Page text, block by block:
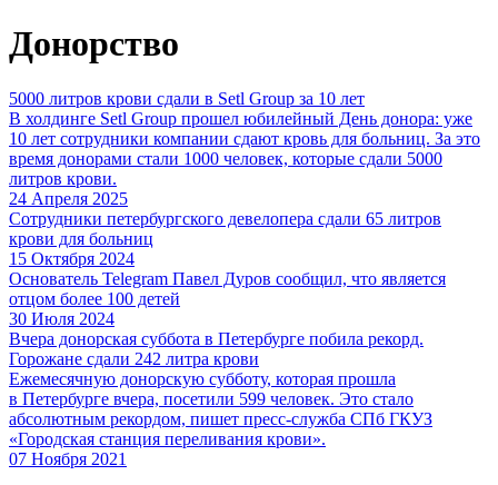
Донорство
5000 литров крови сдали в Setl Group за 10 лет
В холдинге Setl Group прошел юбилейный День донора: уже
10 лет сотрудники компании сдают кровь для больниц. За это
время донорами стали 1000 человек, которые сдали 5000
литров крови.
24 Апреля 2025
Сотрудники петербургского девелопера сдали 65 литров
крови для больниц
15 Октября 2024
Основатель Telegram Павел Дуров сообщил, что является
отцом более 100 детей
30 Июля 2024
Вчера донорская суббота в Петербурге побила рекорд.
Горожане сдали 242 литра крови
Ежемесячную донорскую субботу, которая прошла
в Петербурге вчера, посетили 599 человек. Это стало
абсолютным рекордом, пишет пресс-служба СПб ГКУЗ
«Городская станция переливания крови».
07 Ноября 2021